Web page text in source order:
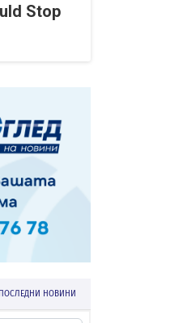
Stop
ПОСЛЕДНИ НОВИНИ